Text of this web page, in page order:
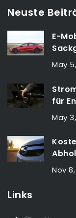
Neuste
E-
May
für
May
Nov
Links